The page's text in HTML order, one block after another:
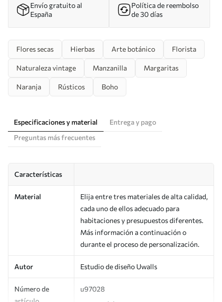
Envío gratuito al
España
Política de reembolso
de 30 días
Flores secas Hierbas Arte botánico Florista
Naturaleza vintage Manzanilla Margaritas
Naranja Rústicos Boho
Especificaciones y material
Entrega y pago
Preguntas más frecuentes
Características
Material
Elija entre tres materiales de alta calidad,
cada uno de ellos adecuado para
habitaciones y presupuestos diferentes.
Más información a continuación o
durante el proceso de personalización.
Autor Estudio de diseño Uwalls
Número de
u97028